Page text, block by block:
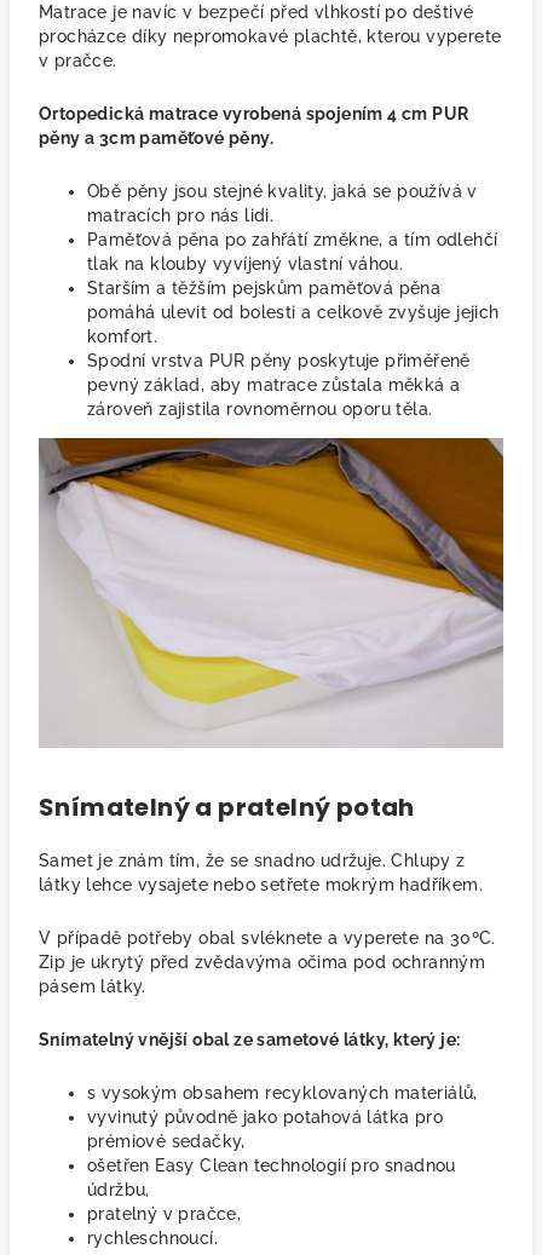
Matrace je navíc v bezpečí před vlhkostí po deštivé
procházce díky nepromokavé plachtě, kterou vyperete
v pračce.
Ortopedická matrace vyrobená spojením 4 cm PUR
pěny a 3cm paměťové pěny.
Obě pěny jsou stejné kvality, jaká se používá v
matracích pro nás lidi.
Paměťová pěna po zahřátí změkne, a tím odlehčí
tlak na klouby vyvíjený vlastní váhou.
Starším a těžším pejskům paměťová pěna
pomáhá ulevit od bolesti a celkově zvyšuje jejich
komfort.
Spodní vrstva PUR pěny poskytuje přiměřeně
pevný základ, aby matrace zůstala měkká a
zároveň zajistila rovnoměrnou oporu těla.
Snímatelný a pratelný potah
Samet je znám tím, že se snadno udržuje. Chlupy z
látky lehce vysajete nebo setřete mokrým hadříkem.
V případě potřeby obal svléknete a vyperete na 30ºC.
Zip je ukrytý před zvědavýma očima pod ochranným
pásem látky.
Snímatelný vnější obal ze sametové látky, který je:
s vysokým obsahem recyklovaných materiálů,
vyvinutý původně jako potahová látka pro
prémiové sedačky,
ošetřen Easy Clean technologií pro snadnou
údržbu,
pratelný v pračce,
rychleschnoucí.